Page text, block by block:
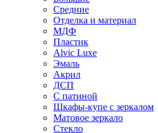
Средние
Отделка и материал
МДФ
Пластик
Alvic Luxe
Эмаль
Акрил
ДСП
С патиной
Шкафы-купе с зеркалом
Матовое зеркало
Стекло